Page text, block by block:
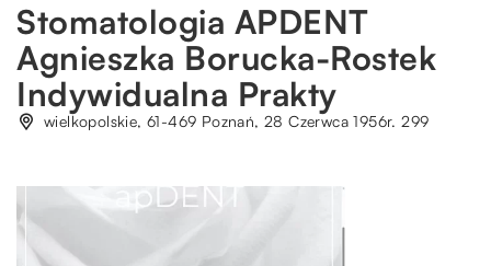
Stomatologia APDENT
Agnieszka Borucka-Rostek
Indywidualna Prakty
wielkopolskie, 61-469 Poznań, 28 Czerwca 1956r. 299